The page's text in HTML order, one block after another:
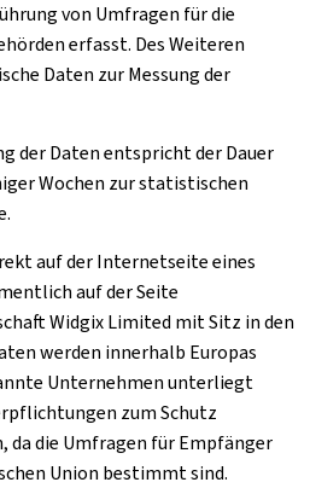
von Umfragen für die
erfasst. Des Weiteren
Daten zur Messung der
der Daten entspricht der Dauer
Wochen zur statistischen
auf der Internetseite eines
auf der Seite
Widgix Limited mit Sitz in den
werden innerhalb Europas
Unternehmen unterliegt
zum Schutz
da die Umfragen für Empfänger
Union bestimmt sind.